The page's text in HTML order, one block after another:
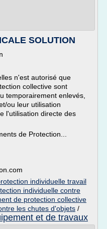
SOLUTION
n'est autorisé que
collective sont
temporairement enlevés,
ou leur utilisation
l'utilisation directe des
de Protection...
individuelle travail
individuelle contre
de protection collective
les chutes d'objets /
et de travaux